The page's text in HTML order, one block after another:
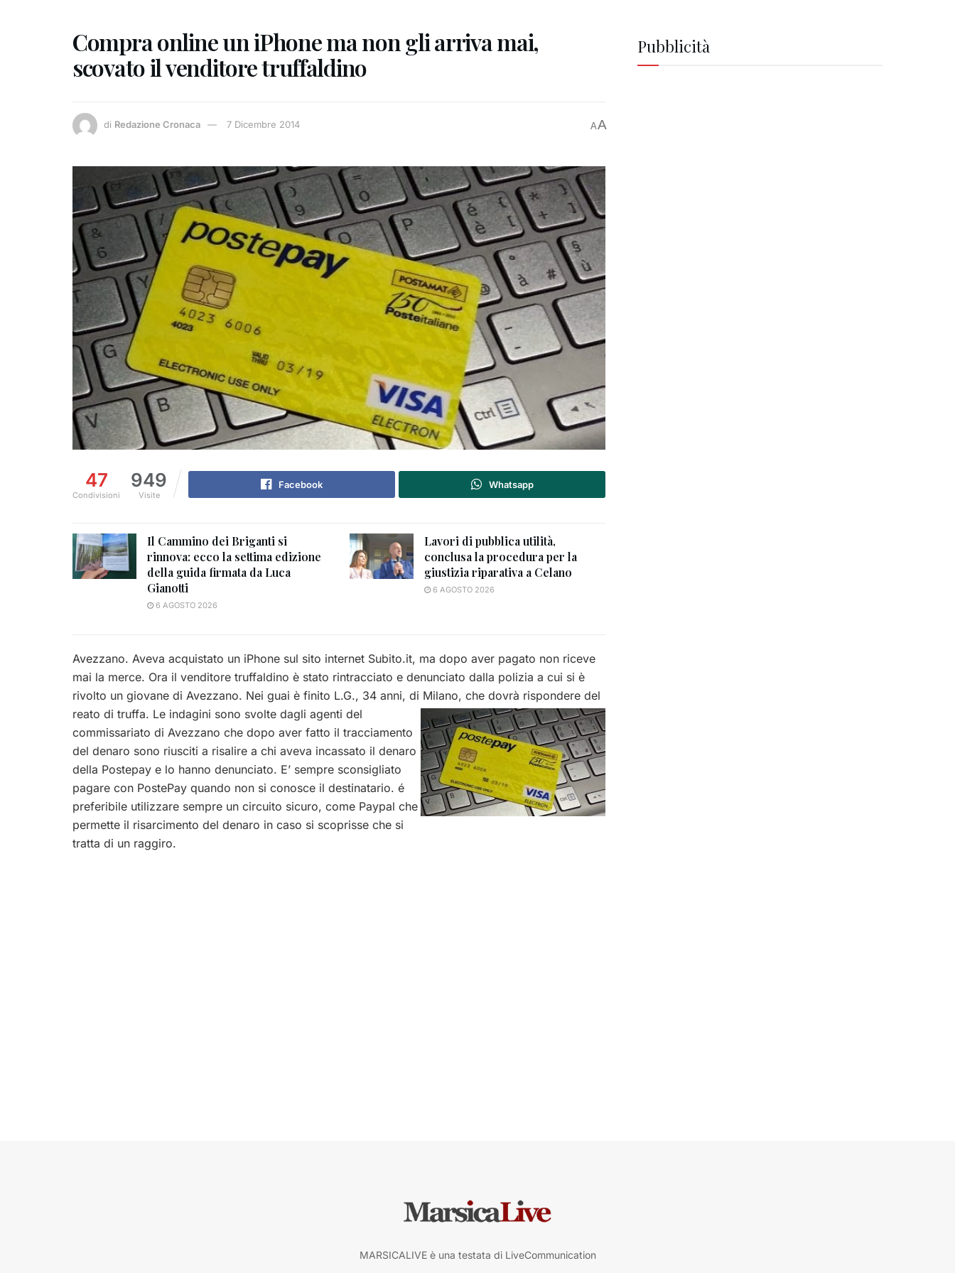
Compra online un iPhone ma non gli arriva mai,
scovato il venditore truffaldino
di Redazione Cronaca 7 Dicembre 2014 AA
47
Condivisioni
949
Visite
Facebook Whatsapp
Il Cammino dei Briganti si
rinnova: ecco la settima edizione
della guida firmata da Luca
Gianotti
6 AGOSTO 2026
Lavori di pubblica utilità,
conclusa la procedura per la
giustizia riparativa a Celano
6 AGOSTO 2026
Avezzano. Aveva acquistato un iPhone sul sito internet Subito.it, ma dopo aver pagato non riceve
mai la merce. Ora il venditore truffaldino è stato rintracciato e denunciato dalla polizia a cui si è
rivolto un giovane di Avezzano. Nei guai è finito L.G., 34 anni, di Milano, che dovrà rispondere del
reato di truffa. Le indagini sono svolte dagli agenti del
commissariato di Avezzano che dopo aver fatto il tracciamento
del denaro sono riusciti a risalire a chi aveva incassato il denaro
della Postepay e lo hanno denunciato. E’ sempre sconsigliato
pagare con PostePay quando non si conosce il destinatario. é
preferibile utilizzare sempre un circuito sicuro, come Paypal che
permette il risarcimento del denaro in caso si scoprisse che si
tratta di un raggiro.
Pubblicità
MARSICALIVE è una testata di LiveCommunication